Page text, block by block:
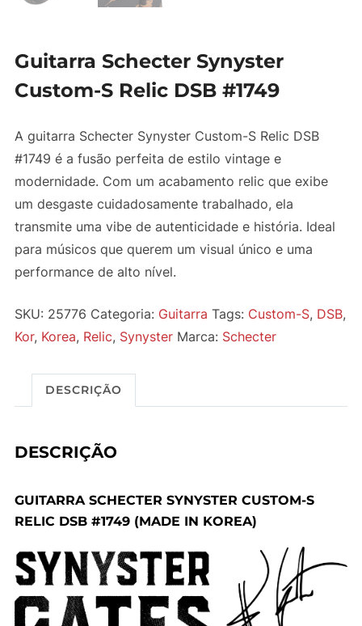
Guitarra Schecter Synyster
Custom-S Relic DSB #1749
A guitarra Schecter Synyster Custom-S Relic DSB
#1749 é a fusão perfeita de estilo vintage e
modernidade. Com um acabamento relic que exibe
um desgaste cuidadosamente trabalhado, ela
transmite uma vibe de autenticidade e história. Ideal
para músicos que querem um visual único e uma
performance de alto nível.
SKU: 25776 Categoria: Guitarra Tags: Custom-S, DSB,
Kor, Korea, Relic, Synyster Marca: Schecter
DESCRIÇÃO
DESCRIÇÃO
GUITARRA SCHECTER SYNYSTER CUSTOM-S
RELIC DSB #1749 (MADE IN KOREA)